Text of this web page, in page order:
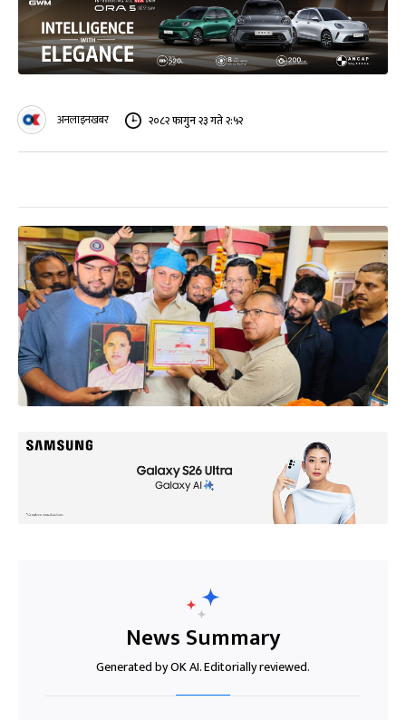
अनलाइनखबर २०८२ फागुन २३ गते २:५२
News Summary
Generated by OK AI. Editorially reviewed.